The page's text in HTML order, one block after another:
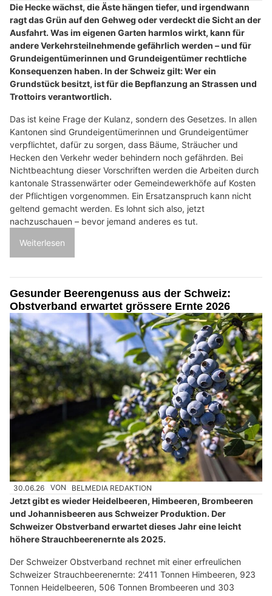
Die Hecke wächst, die Äste hängen tiefer, und irgendwann
ragt das Grün auf den Gehweg oder verdeckt die Sicht an der
Ausfahrt. Was im eigenen Garten harmlos wirkt, kann für
andere Verkehrsteilnehmende gefährlich werden – und für
Grundeigentümerinnen und Grundeigentümer rechtliche
Konsequenzen haben. In der Schweiz gilt: Wer ein
Grundstück besitzt, ist für die Bepflanzung an Strassen und
Trottoirs verantwortlich.
Das ist keine Frage der Kulanz, sondern des Gesetzes. In allen
Kantonen sind Grundeigentümerinnen und Grundeigentümer
verpflichtet, dafür zu sorgen, dass Bäume, Sträucher und
Hecken den Verkehr weder behindern noch gefährden. Bei
Nichtbeachtung dieser Vorschriften werden die Arbeiten durch
kantonale Strassenwärter oder Gemeindewerkhöfe auf Kosten
der Pflichtigen vorgenommen. Ein Ersatzanspruch kann nicht
geltend gemacht werden. Es lohnt sich also, jetzt
nachzuschauen – bevor jemand anderes es tut.
Weiterlesen
Gesunder Beerengenuss aus der Schweiz:
Obstverband erwartet grössere Ernte 2026
30.06.26 VON BELMEDIA REDAKTION
Jetzt gibt es wieder Heidelbeeren, Himbeeren, Brombeeren
und Johannisbeeren aus Schweizer Produktion. Der
Schweizer Obstverband erwartet dieses Jahr eine leicht
höhere Strauchbeerenernte als 2025.
Der Schweizer Obstverband rechnet mit einer erfreulichen
Schweizer Strauchbeerenernte: 2'411 Tonnen Himbeeren, 923
Tonnen Heidelbeeren, 506 Tonnen Brombeeren und 303